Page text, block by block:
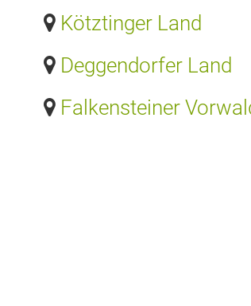
Kötztinger Land
Deggendorfer Land
Falkensteiner